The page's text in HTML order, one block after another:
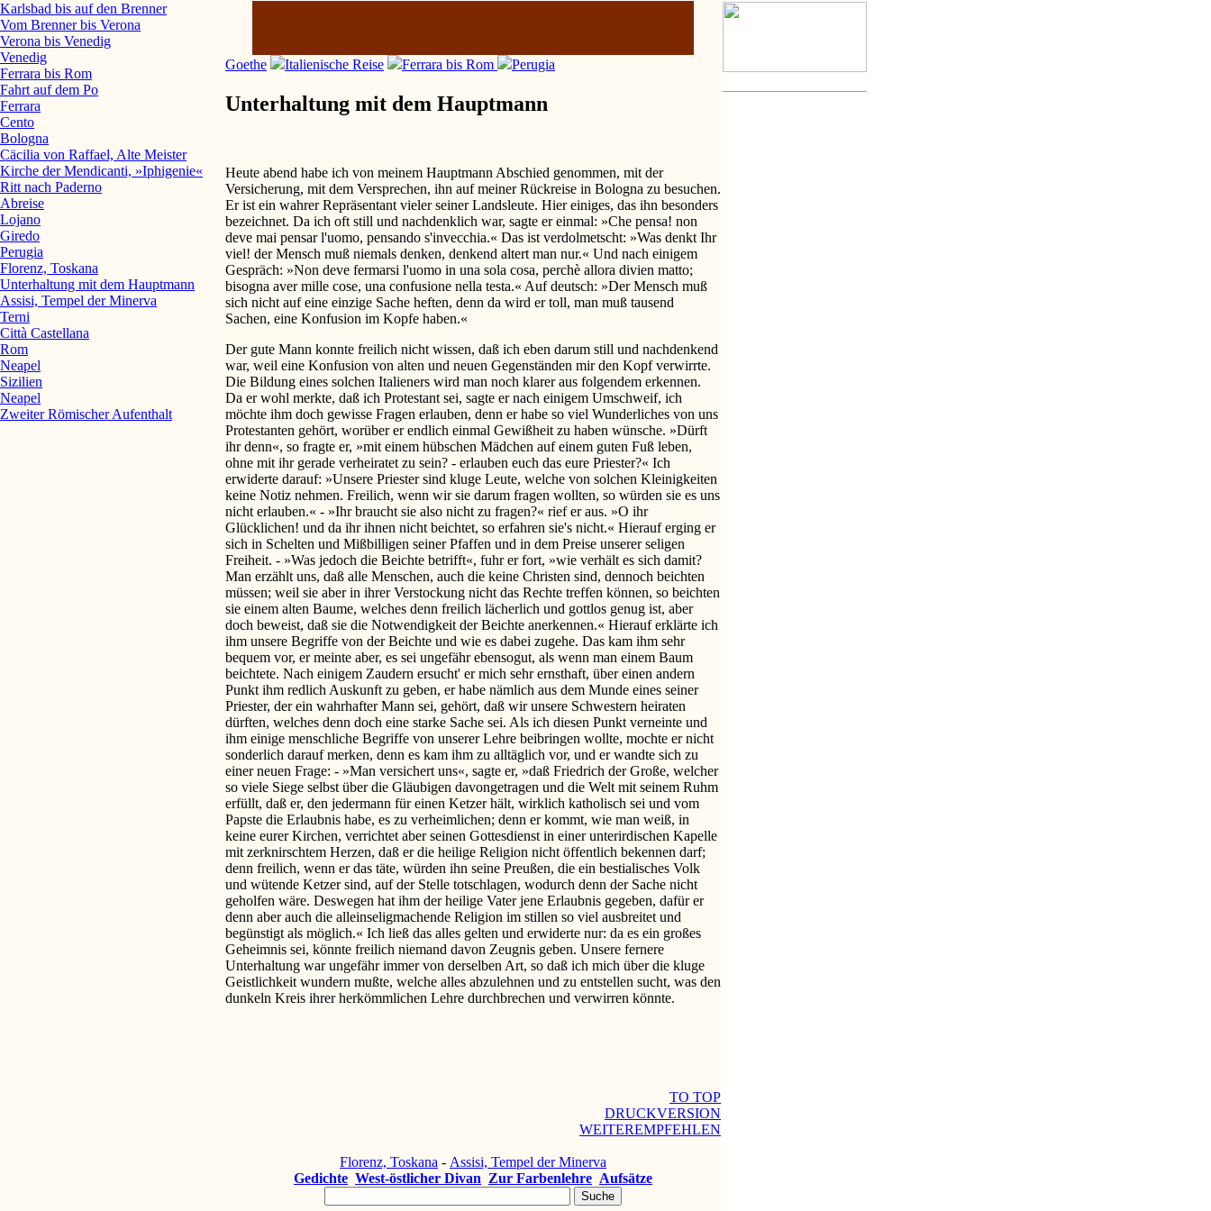
Goethe Italienische Reise Ferrara bis Rom Perugia
Unterhaltung mit dem Hauptmann
Heute abend habe ich von meinem Hauptmann Abschied genommen, mit der
Versicherung, mit dem Versprechen, ihn auf meiner Rückreise in Bologna zu besuchen.
Er ist ein wahrer Repräsentant vieler seiner Landsleute. Hier einiges, das ihn besonders
bezeichnet. Da ich oft still und nachdenklich war, sagte er einmal: »Che pensa! non
deve mai pensar l'uomo, pensando s'invecchia.« Das ist verdolmetscht: »Was denkt Ihr
viel! der Mensch muß niemals denken, denkend altert man nur.« Und nach einigem
Gespräch: »Non deve fermarsi l'uomo in una sola cosa, perchè allora divien matto;
bisogna aver mille cose, una confusione nella testa.« Auf deutsch: »Der Mensch muß
sich nicht auf eine einzige Sache heften, denn da wird er toll, man muß tausend
Sachen, eine Konfusion im Kopfe haben.«
Der gute Mann konnte freilich nicht wissen, daß ich eben darum still und nachdenkend
war, weil eine Konfusion von alten und neuen Gegenständen mir den Kopf verwirrte.
Die Bildung eines solchen Italieners wird man noch klarer aus folgendem erkennen.
Da er wohl merkte, daß ich Protestant sei, sagte er nach einigem Umschweif, ich
möchte ihm doch gewisse Fragen erlauben, denn er habe so viel Wunderliches von uns
Protestanten gehört, worüber er endlich einmal Gewißheit zu haben wünsche. »Dürft
ihr denn«, so fragte er, »mit einem hübschen Mädchen auf einem guten Fuß leben,
ohne mit ihr gerade verheiratet zu sein? - erlauben euch das eure Priester?« Ich
erwiderte darauf: »Unsere Priester sind kluge Leute, welche von solchen Kleinigkeiten
keine Notiz nehmen. Freilich, wenn wir sie darum fragen wollten, so würden sie es uns
nicht erlauben.« - »Ihr braucht sie also nicht zu fragen?« rief er aus. »O ihr
Glücklichen! und da ihr ihnen nicht beichtet, so erfahren sie's nicht.« Hierauf erging er
sich in Schelten und Mißbilligen seiner Pfaffen und in dem Preise unserer seligen
Freiheit. - »Was jedoch die Beichte betrifft«, fuhr er fort, »wie verhält es sich damit?
Man erzählt uns, daß alle Menschen, auch die keine Christen sind, dennoch beichten
müssen; weil sie aber in ihrer Verstockung nicht das Rechte treffen können, so beichten
sie einem alten Baume, welches denn freilich lächerlich und gottlos genug ist, aber
doch beweist, daß sie die Notwendigkeit der Beichte anerkennen.« Hierauf erklärte ich
ihm unsere Begriffe von der Beichte und wie es dabei zugehe. Das kam ihm sehr
bequem vor, er meinte aber, es sei ungefähr ebensogut, als wenn man einem Baum
beichtete. Nach einigem Zaudern ersucht' er mich sehr ernsthaft, über einen andern
Punkt ihm redlich Auskunft zu geben, er habe nämlich aus dem Munde eines seiner
Priester, der ein wahrhafter Mann sei, gehört, daß wir unsere Schwestern heiraten
dürften, welches denn doch eine starke Sache sei. Als ich diesen Punkt verneinte und
ihm einige menschliche Begriffe von unserer Lehre beibringen wollte, mochte er nicht
sonderlich darauf merken, denn es kam ihm zu alltäglich vor, und er wandte sich zu
einer neuen Frage: - »Man versichert uns«, sagte er, »daß Friedrich der Große, welcher
so viele Siege selbst über die Gläubigen davongetragen und die Welt mit seinem Ruhm
erfüllt, daß er, den jedermann für einen Ketzer hält, wirklich katholisch sei und vom
Papste die Erlaubnis habe, es zu verheimlichen; denn er kommt, wie man weiß, in
keine eurer Kirchen, verrichtet aber seinen Gottesdienst in einer unterirdischen Kapelle
mit zerknirschtem Herzen, daß er die heilige Religion nicht öffentlich bekennen darf;
denn freilich, wenn er das täte, würden ihn seine Preußen, die ein bestialisches Volk
und wütende Ketzer sind, auf der Stelle totschlagen, wodurch denn der Sache nicht
geholfen wäre. Deswegen hat ihm der heilige Vater jene Erlaubnis gegeben, dafür er
denn aber auch die alleinseligmachende Religion im stillen so viel ausbreitet und
begünstigt als möglich.« Ich ließ das alles gelten und erwiderte nur: da es ein großes
Geheimnis sei, könnte freilich niemand davon Zeugnis geben. Unsere fernere
Unterhaltung war ungefähr immer von derselben Art, so daß ich mich über die kluge
Geistlichkeit wundern mußte, welche alles abzulehnen und zu entstellen sucht, was den
dunkeln Kreis ihrer herkömmlichen Lehre durchbrechen und verwirren könnte.
TO TOP
DRUCKVERSION
WEITEREMPFEHLEN
Florenz, Toskana - Assisi, Tempel der Minerva
Gedichte West-östlicher Divan Zur Farbenlehre Aufsätze
Karlsbad bis auf den Brenner
Vom Brenner bis Verona
Verona bis Venedig
Venedig
Ferrara bis Rom
Fahrt auf dem Po
Ferrara
Cento
Bologna
Cäcilia von Raffael, Alte Meister
Kirche der Mendicanti, »Iphigenie«
Ritt nach Paderno
Abreise
Lojano
Giredo
Perugia
Florenz, Toskana
Unterhaltung mit dem Hauptmann
Assisi, Tempel der Minerva
Terni
Città Castellana
Rom
Neapel
Sizilien
Neapel
Zweiter Römischer Aufenthalt